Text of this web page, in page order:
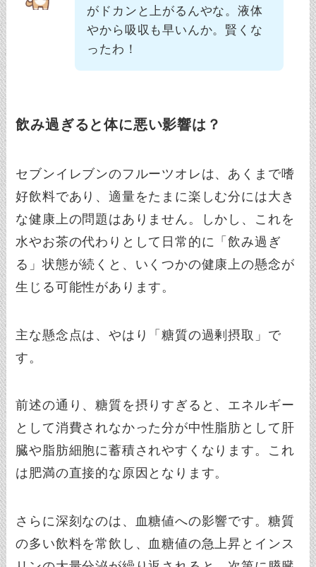
がドカンと上がるんやな。液体
やから吸収も早いんか。賢くな
ったわ！
飲み過ぎると体に悪い影響は？
セブンイレブンのフルーツオレは、あくまで嗜
好飲料であり、適量をたまに楽しむ分には大き
な健康上の問題はありません。しかし、これを
水やお茶の代わりとして日常的に「飲み過ぎ
る」状態が続くと、いくつかの健康上の懸念が
生じる可能性があります。
主な懸念点は、やはり「糖質の過剰摂取」で
す。
前述の通り、糖質を摂りすぎると、エネルギー
として消費されなかった分が中性脂肪として肝
臓や脂肪細胞に蓄積されやすくなります。これ
は肥満の直接的な原因となります。
さらに深刻なのは、血糖値への影響です。糖質
の多い飲料を常飲し、血糖値の急上昇とインス